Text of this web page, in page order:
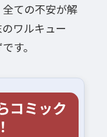
ての不安が解
ワルキュー
す。
コミック